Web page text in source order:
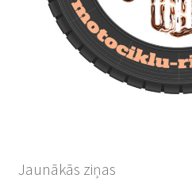
Jaunākās ziņas